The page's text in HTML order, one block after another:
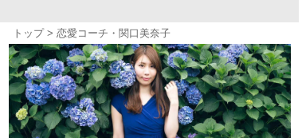
トップ 恋愛コーチ・関口美奈子